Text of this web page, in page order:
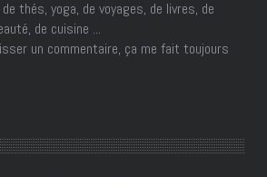
thés, yoga, de voyages, de livres, de
de cuisine ...
un commentaire, ça me fait toujours